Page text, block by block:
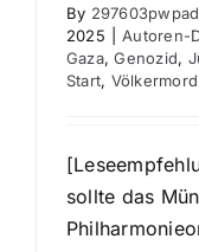
By
2025
Autoren-
Gaza,Genozid,
Start, Völkermord
sollte das